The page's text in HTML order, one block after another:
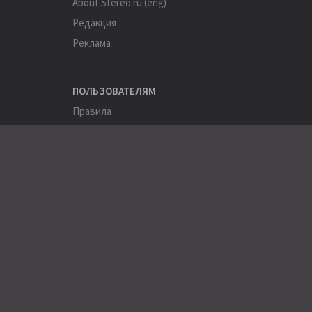
Редакция
Реклама
ПОЛЬЗОВАТЕЛЯМ
Правила